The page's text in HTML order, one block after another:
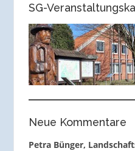
SG-
Neue Kommentare
Petra Bünger,